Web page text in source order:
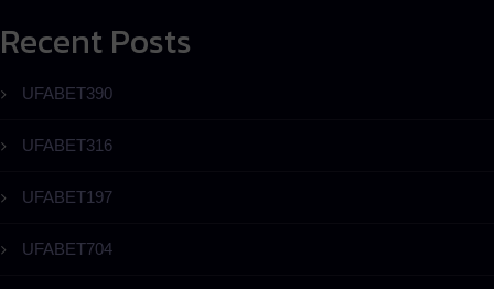
Recent Posts
UFABET390
UFABET316
UFABET197
UFABET704